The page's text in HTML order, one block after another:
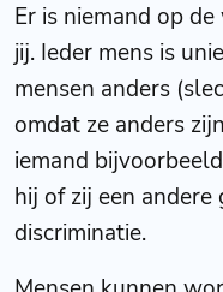
Er is niemand op
jij. Ieder mens is
mensen anders
omdat ze anders
iemand
hij of zij een
discriminatie.